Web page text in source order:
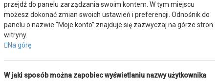
przejdź do panelu zarządzania swoim kontem. W tym miejscu
możesz dokonać zmian swoich ustawień i preferencji. Odnośnik do
panelu o nazwie “Moje konto” znajduje się zazwyczaj na górze stron
witryny.
Na górę
W jaki sposób można zapobiec wyświetlaniu nazwy użytkownika